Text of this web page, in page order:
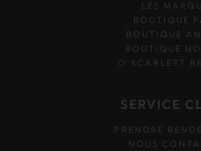
LES
BOUTIQUE
BOUTIQUE
BOUTIQUE
O’SCARLETT
SERVICE
PRENDRE
NOUS